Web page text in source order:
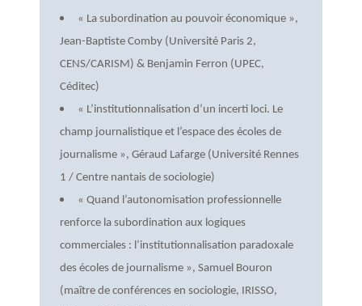
« La subordination au pouvoir économique »,
Jean-Baptiste Comby (Université Paris 2,
CENS/CARISM) & Benjamin Ferron (UPEC,
Céditec)
« L’institutionnalisation d’un incerti loci. Le
champ journalistique et l’espace des écoles de
journalisme », Géraud Lafarge (Université Rennes
1 / Centre nantais de sociologie)
« Quand l’autonomisation professionnelle
renforce la subordination aux logiques
commerciales : l’institutionnalisation paradoxale
des écoles de journalisme », Samuel Bouron
(maître de conférences en sociologie, IRISSO,